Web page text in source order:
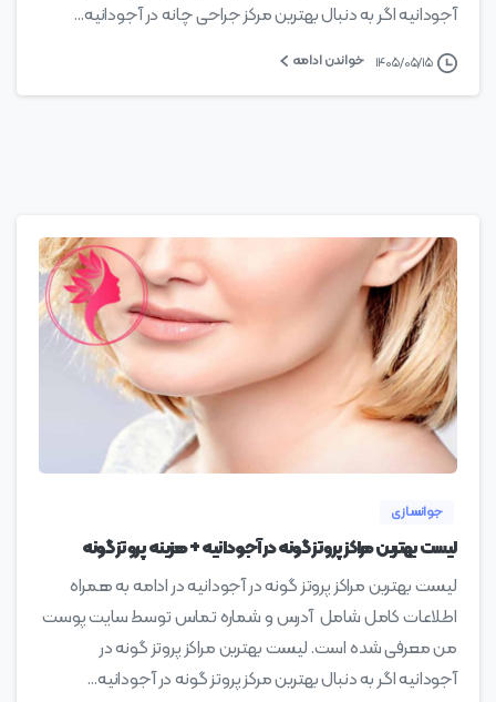
آجودانیه اگر به دنبال بهترین مرکز جراحی چانه در آجودانیه...
۱۴۰۵/۰۵/۱۵ خواندن ادامه
جوانسازی
لیست بهترین مراکز پروتز گونه در آجودانیه + هزینه پروتز گونه
لیست بهترین مراکز پروتز گونه در آجودانیه در ادامه به همراه
اطلاعات کامل شامل آدرس و شماره تماس توسط سایت پوست
من معرفی شده است. لیست بهترین مراکز پروتز گونه در
آجودانیه اگر به دنبال بهترین مرکز پروتز گونه در آجودانیه...